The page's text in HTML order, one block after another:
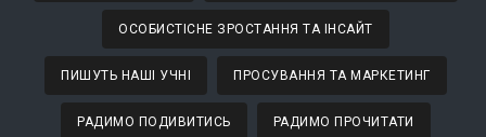
ОСОБИСТІСНЕ ЗРОСТАННЯ ТА ІНСАЙТ
ПИШУТЬ НАШІ УЧНІ ПРОСУВАННЯ ТА МАРКЕТИНГ
РАДИМО ПОДИВИТИСЬ РАДИМО ПРОЧИТАТИ